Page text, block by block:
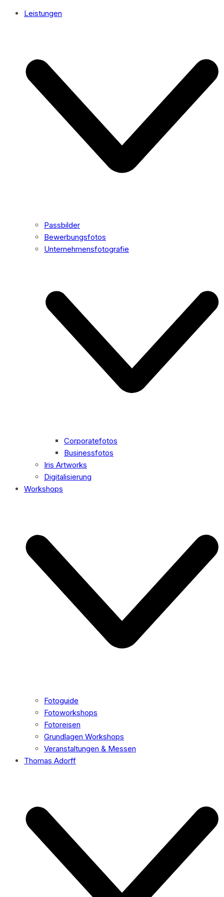
Leistungen
Passbilder
Bewerbungsfotos
Unternehmensfotografie
Corporatefotos
Businessfotos
Iris Artworks
Digitalisierung
Workshops
Fotoguide
Fotoworkshops
Fotoreisen
Grundlagen Workshops
Veranstaltungen & Messen
Thomas Adorff